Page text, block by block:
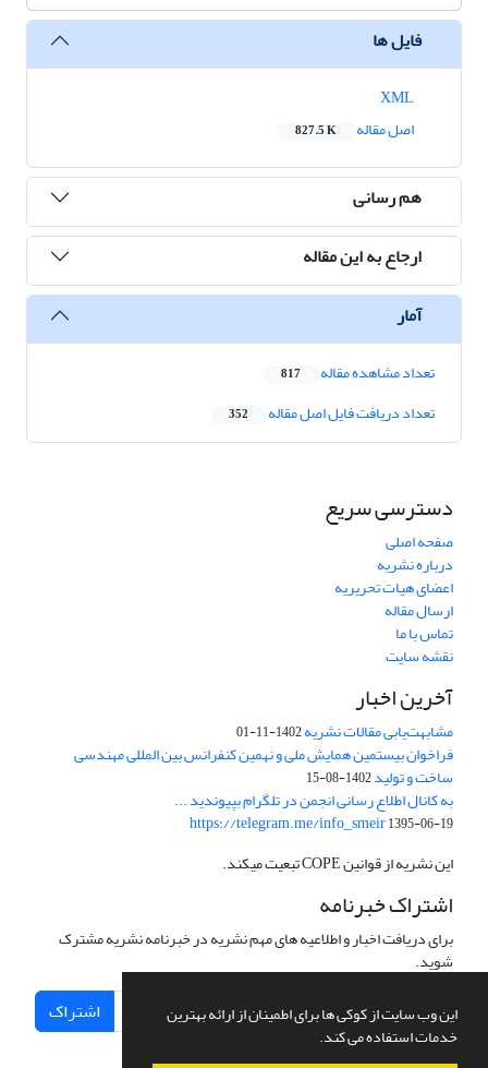
این وب سایت از کوکی ها برای اطمینان از ارائه بهترین
خدمات استفاده می کند.
فایل ها
اصل مقاله
827.5 K
هم رسانی
ارجاع به این مقاله
آمار
تعداد مشاهده مقاله 817
تعداد دریافت فایل اصل مقاله 352
دسترسی سریع
صفحه اصلی
درباره نشریه
اعضای هیات تحریریه
ارسال مقاله
تماس با ما
نقشه سایت
آخرین اخبار
مشابهت‌یابی مقالات نشریه1402-11-01
فراخوان بیستمین همایش ملی و نهمین کنفرانس بین المللی مهندسی
ساخت و تولید1402-08-15
به کانال اطلاع رسانی انجمن در تلگرام بپیوندید ...
https://telegram.me/info_smeir1395-06-19
این نشریه از قوانین COPE تبعیت میکند.
اشتراک خبرنامه
برای دریافت اخبار و اطلاعیه های مهم نشریه در خبرنامه نشریه مشترک
شوید.
اشتراک